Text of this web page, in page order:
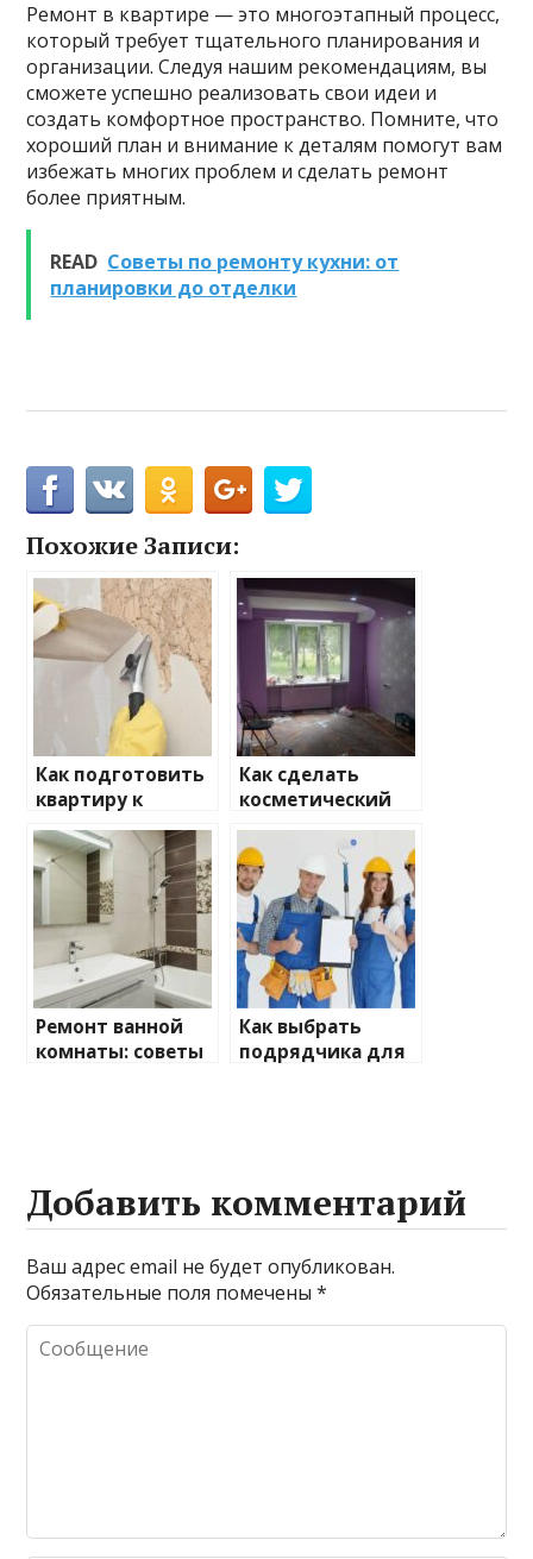
Ремонт в квартире — это многоэтапный процесс,
который требует тщательного планирования и
организации. Следуя нашим рекомендациям, вы
сможете успешно реализовать свои идеи и
создать комфортное пространство. Помните, что
хороший план и внимание к деталям помогут вам
избежать многих проблем и сделать ремонт
более приятным.
READ Советы по ремонту кухни: от
планировки до отделки
Похожие Записи:
Как подготовить
квартиру к
ремонту
Как сделать
косметический
ремонт своими
руками
Ремонт ванной
комнаты: советы
Как выбрать
подрядчика для
Добавить комментарий
Ваш адрес email не будет опубликован.
Обязательные поля помечены*